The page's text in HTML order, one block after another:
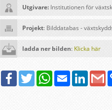
Utgivare: Institutionen för
Projekt: Bilddatabas -
ladda ner bilden: Klicka här
FacebookTwitter WhatsAppEmail LinkedIn